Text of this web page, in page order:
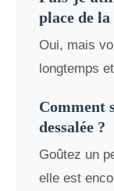
place de la
Oui, mais
longtemps
Comment
dessalée ?
Goûtez un
elle est